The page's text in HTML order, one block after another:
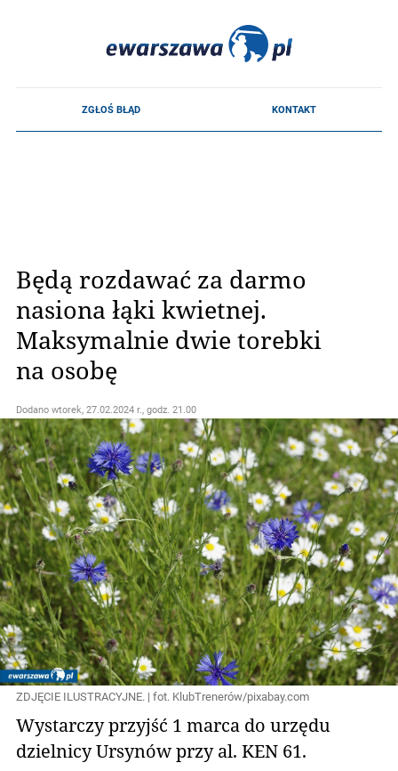
Będą rozdawać za darmo
nasiona łąki kwietnej.
Maksymalnie dwie torebki
na osobę
Dodano wtorek, 27.02.2024 r., godz. 21.00
ZDJĘCIE ILUSTRACYJNE. | fot. KlubTrenerów/pixabay.com
Wystarczy przyjść 1 marca do urzędu
dzielnicy Ursynów przy al. KEN 61.